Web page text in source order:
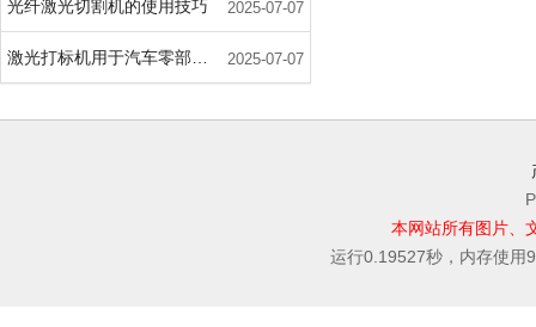
光纤激光切割机的使用技巧 2025-07-07
2025-07-07
本网站所有图片、
运行0.19527秒，内存使用